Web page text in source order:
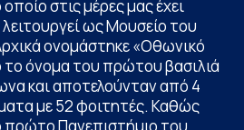
στις μέρες μας έχει
λειτουργεί ως Μουσείο του
ονομάστηκε «Οθωνικό
όνομα του πρώτου βασιλιά
και αποτελούνταν από 4
με 52 φοιτητές. Καθώς
πρώτο Πανεπιστήμιο του